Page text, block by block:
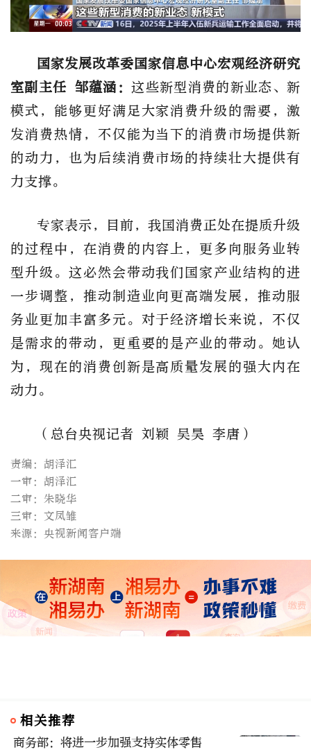
国家发展改革委国家信息中心宏观经济研究
室副主任 邹蕴涵：这些新型消费的新业态、新
模式，能够更好满足大家消费升级的需要，激
发消费热情，不仅能为当下的消费市场提供新
的动力，也为后续消费市场的持续壮大提供有
力支撑。
专家表示，目前，我国消费正处在提质升级
的过程中，在消费的内容上，更多向服务业转
型升级。这必然会带动我们国家产业结构的进
一步调整，推动制造业向更高端发展，推动服
务业更加丰富多元。对于经济增长来说，不仅
是需求的带动，更重要的是产业的带动。她认
为，现在的消费创新是高质量发展的强大内在
动力。
（总台央视记者 刘颖 吴昊 李唐）
责编：胡泽汇
一审：胡泽汇
二审：朱晓华
三审：文凤雏
来源：央视新闻客户端
相关推荐
商务部：将进一步加强支持实体零售